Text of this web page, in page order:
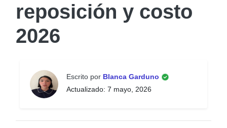
reposición y costo
2026
Escrito por Blanca Garduno
Actualizado: 7 mayo, 2026